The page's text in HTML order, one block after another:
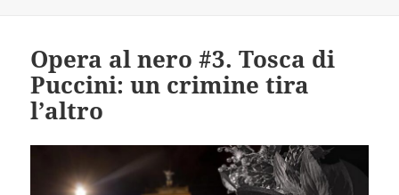
Opera al nero #3. Tosca di
Puccini: un crimine tira
l’altro